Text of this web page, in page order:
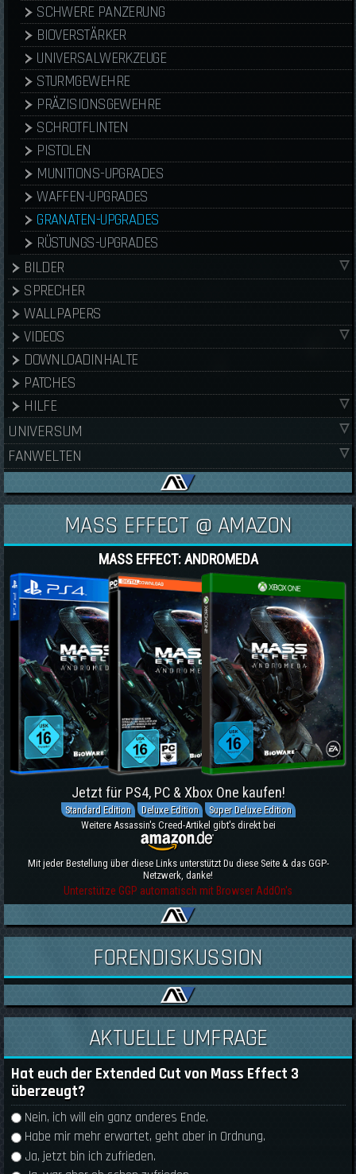
SCHWERE PANZERUNG
BIOVERSTÄRKER
UNIVERSALWERKZEUGE
STURMGEWEHRE
PRÄZISIONSGEWEHRE
SCHROTFLINTEN
PISTOLEN
MUNITIONS-UPGRADES
WAFFEN-UPGRADES
GRANATEN-UPGRADES
RÜSTUNGS-UPGRADES
BILDER
SPRECHER
WALLPAPERS
VIDEOS
DOWNLOADINHALTE
PATCHES
HILFE
UNIVERSUM
FANWELTEN
MASS EFFECT @ AMAZON
MASS EFFECT: ANDROMEDA
Jetzt für PS4, PC & Xbox One kaufen!
Standard Edition Deluxe Edition
Super Deluxe Edition
Weitere Assassin's Creed-Artikel gibt's direkt bei
Mit jeder Bestellung über diese Links unterstützt Du diese Seite & das GGP-
Netzwerk, danke!
Unterstütze GGP automatisch mit Browser AddOn's
FORENDISKUSSION
AKTUELLE UMFRAGE
Hat euch der Extended Cut von Mass Effect 3
überzeugt?
Auswahlmöglichkeiten
Nein, ich will ein ganz anderes Ende.
Habe mir mehr erwartet, geht aber in Ordnung.
Ja, jetzt bin ich zufrieden.